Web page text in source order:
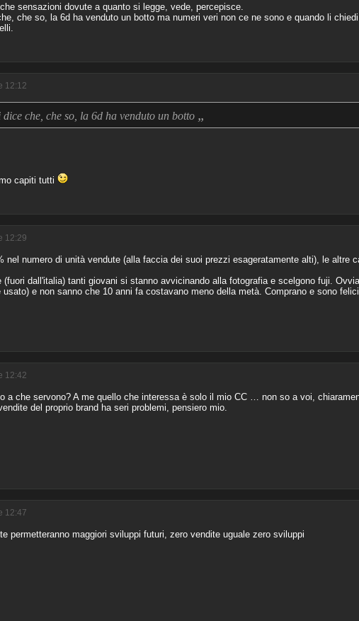
sensazioni dovute a quanto si legge, vede, percepisce.
che so, la 6d ha venduto un botto ma numeri veri non ce ne sono e quando li
12:12
che, che so, la 6d ha venduto un botto „
capiti tutti
12:29
nel numero di unità vendute (alla faccia dei suoi prezzi esageratamente alti), le altre
(fuori dall'italia) tanti giovani si stanno avvicinando alla fotografia e scelgono fuji.
e non sanno che 10 anni fa costavano meno della metà. Comprano e sono felici
12:42
a che servono? A me quello che interessa è solo il mio CC … non so a voi,
del proprio brand ha seri problemi, pensiero mio.
12:47
permetteranno maggiori sviluppi futuri, zero vendite uguale zero sviluppi